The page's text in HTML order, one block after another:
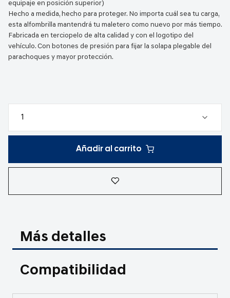
equipaje en posición superior)
Hecho a medida, hecho para proteger. No importa cuál sea tu carga,
esta alfombrilla mantendrá tu maletero como nuevo por más tiempo.
Fabricada en terciopelo de alta calidad y con el logotipo del
vehículo. Con botones de presión para fijar la solapa plegable del
parachoques y mayor protección.
Añadir al carrito
Más detalles
Compatibilidad